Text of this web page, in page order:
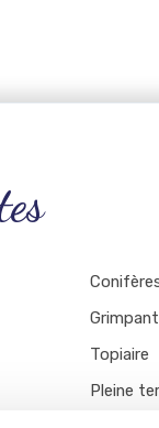
Topiaire
Pleine